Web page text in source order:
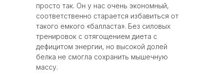
просто так. Он у нас очень экономный,
соответственно старается избавиться от
такого емкого «балласта». Без силовых
тренировок с отягощением диета с
дефицитом энергии, но высокой долей
белка не смогла сохранить мышечную
массу.